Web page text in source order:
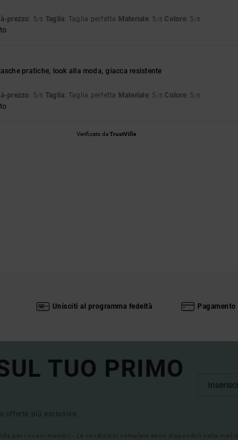
prezzo: 5/5 Taglia: Taglia perfetta Materiale: 5 /5 Colore: 5 /5
pratiche, look alla moda, giacca resistente
prezzo: 5/5 Taglia: Taglia perfetta Materiale: 5 /5 Colore: 5 /5
Verificato daTrustVille
Unisciti al programma fedeltà
TUO PRIMO
offerte più esclusive.
per i nuovi membri - Le condizioni complete sono disponibili nella mail